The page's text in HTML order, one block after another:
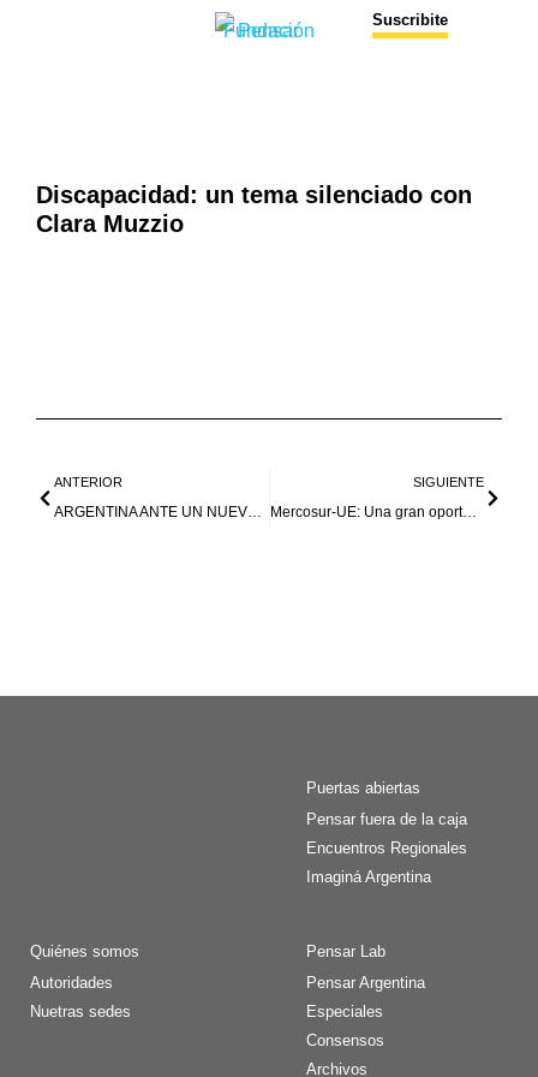
Suscribite
Discapacidad: un tema silenciado con
Clara Muzzio
ANTERIOR
ARGENTINA ANTE UN NUEVO MUNDO
SIGUIENTE
Mercosur-UE: Una gran oportunidad para Argentina
Puertas abiertas
Pensar fuera de la caja
Encuentros Regionales
Imaginá Argentina
Quiénes somos
Autoridades
Nuetras sedes
Pensar Lab
Pensar Argentina
Especiales
Consensos
Archivos